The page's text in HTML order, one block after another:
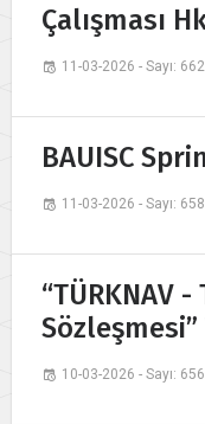
Çalışması
11-03-2026 - Sayı:
BAUISC
11-03-2026 - Sayı:
“TÜRKNAV
Sözleşmesi”
10-03-2026 - Sayı: